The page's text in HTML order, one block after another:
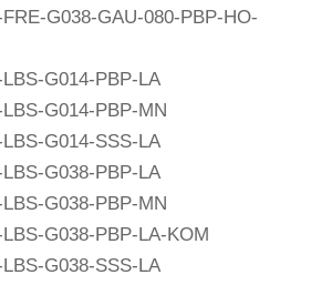
G038-GAU-080-PBP-HO-
G014-PBP-LA
G014-PBP-MN
G014-SSS-LA
G038-PBP-LA
G038-PBP-MN
G038-PBP-LA-KOM
G038-SSS-LA